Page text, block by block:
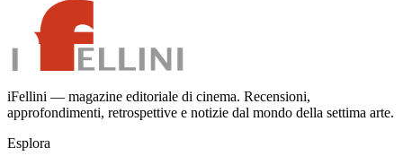
iFellini — magazine editoriale di cinema. Recensioni,
approfondimenti, retrospettive e notizie dal mondo della settima arte.
Esplora